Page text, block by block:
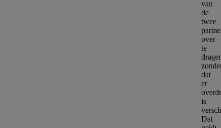
van
de
twee
over
te
dat
er
is
Dat